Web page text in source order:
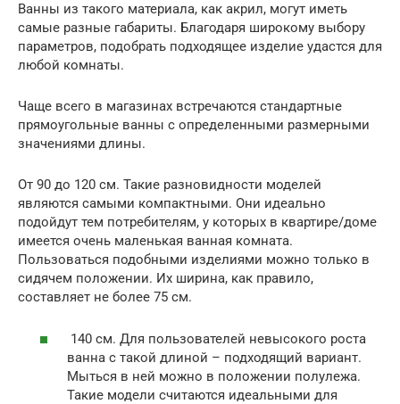
Ванны из такого материала, как акрил, могут иметь
самые разные габариты. Благодаря широкому выбору
параметров, подобрать подходящее изделие удастся для
любой комнаты.
Чаще всего в магазинах встречаются стандартные
прямоугольные ванны с определенными размерными
значениями длины.
От 90 до 120 см. Такие разновидности моделей
являются самыми компактными. Они идеально
подойдут тем потребителям, у которых в квартире/доме
имеется очень маленькая ванная комната.
Пользоваться подобными изделиями можно только в
сидячем положении. Их ширина, как правило,
составляет не более 75 см.
140 см. Для пользователей невысокого роста
ванна с такой длиной – подходящий вариант.
Мыться в ней можно в положении полулежа.
Такие модели считаются идеальными для